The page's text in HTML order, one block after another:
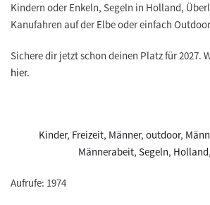
Kindern oder Enkeln, Segeln in Holland,
Kanufahren auf der Elbe oder einfach
Sichere dir jetzt schon deinen Platz für 2027.
hier.
Kinder, Freizeit, Männer, outdoor,
Männerabeit, Segeln, Holland,
Aufrufe: 1974